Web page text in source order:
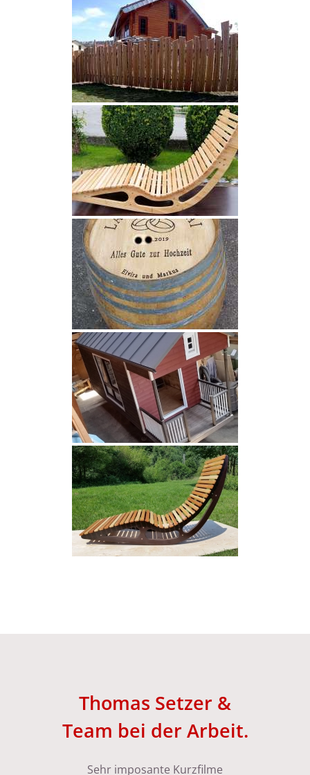
Thomas Setzer &
Team bei der Arbeit.
Sehr imposante Kurzfilme